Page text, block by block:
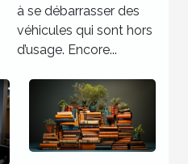
à se débarrasser des
véhicules qui sont hors
d’usage. Encore...